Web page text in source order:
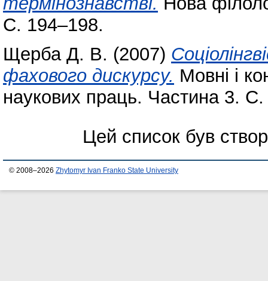
С. 194–198.
Щерба Д. В. (2007)
фахового дискурсу. Мовні і
наукових праць. Частина 3.
Цей список був
© 2008–2026 Zhytomyr Ivan Franko State University